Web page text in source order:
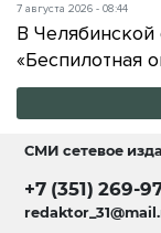
7 августа 2026 - 08:44
В
«Беспилотная
СМИ сетевое
+7 (351) 269-